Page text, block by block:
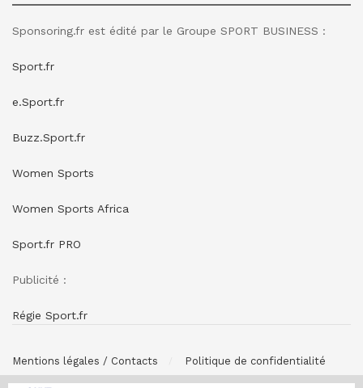
Sponsoring.fr est édité par le Groupe SPORT BUSINESS :
Sport.fr
e.Sport.fr
Buzz.Sport.fr
Women Sports
Women Sports Africa
Sport.fr PRO
Publicité :
Régie Sport.fr
Mentions légales / Contacts Politique de confidentialité